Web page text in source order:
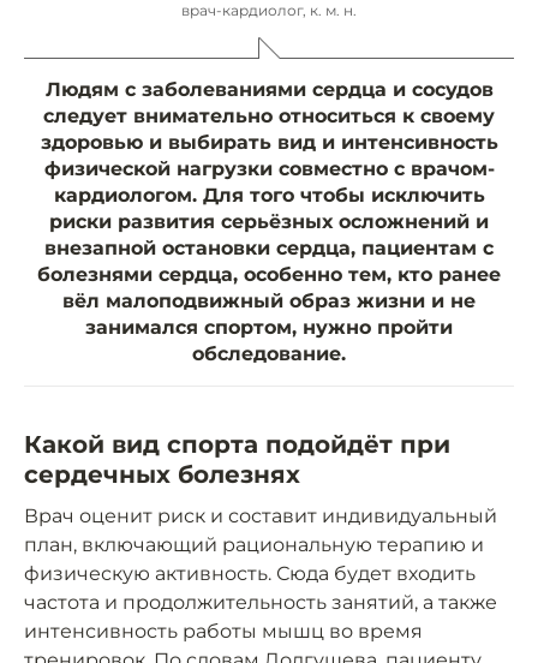
врач-кардиолог, к. м. н.
Людям с заболеваниями сердца и сосудов
следует внимательно относиться к своему
здоровью и выбирать вид и интенсивность
физической нагрузки совместно с врачом-
кардиологом. Для того чтобы исключить
риски развития серьёзных осложнений и
внезапной остановки сердца, пациентам с
болезнями сердца, особенно тем, кто ранее
вёл малоподвижный образ жизни и не
занимался спортом, нужно пройти
обследование.
Какой вид спорта подойдёт при
сердечных болезнях
Врач оценит риск и составит индивидуальный
план, включающий рациональную терапию и
физическую активность. Сюда будет входить
частота и продолжительность занятий, а также
интенсивность работы мышц во время